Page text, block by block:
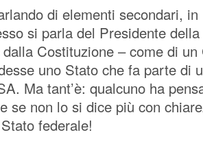
di elementi secondari,
si parla del Presidente
Costituzione – come di un
uno Stato che fa parte di
Ma tant’è: qualcuno ha
se non lo si dice più con
federale!